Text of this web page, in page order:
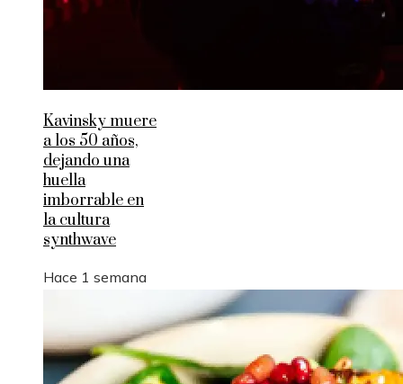
Kavinsky muere
a los 50 años,
dejando una
huella
imborrable en
la cultura
synthwave
Hace 1 semana